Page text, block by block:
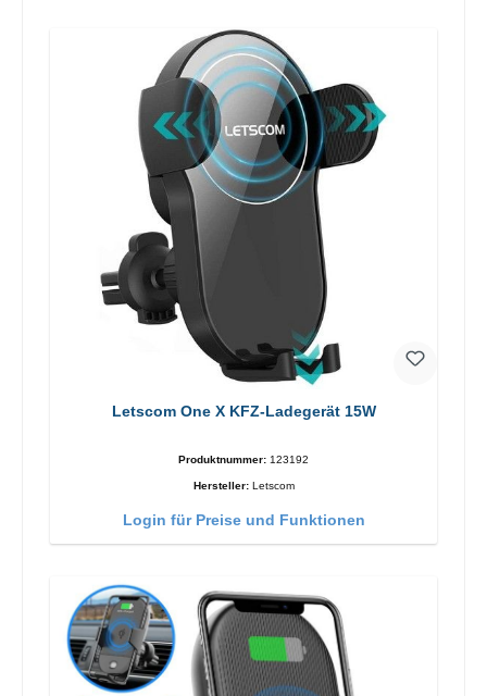
Letscom One X KFZ-Ladegerät 15W
Produktnummer: 123192
Hersteller: Letscom
Login für Preise und Funktionen